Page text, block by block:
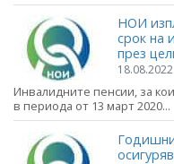
НОИ
срок на
през
18.08.2022
Инвалидните пенсии, за
в периода от 13 март 2020...